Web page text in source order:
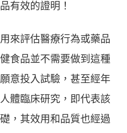
有效的證明！
來評估醫療行為或藥品
食品並不需要做到這種
意投入試驗，甚至經年
體臨床研究，即代表該
，其效用和品質也經過